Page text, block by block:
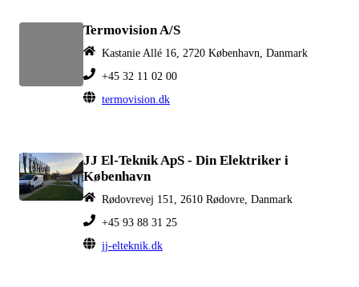
Termovision A/S
Kastanie Allé 16, 2720 København, Danmark
+45 32 11 02 00
termovision.dk
JJ El-Teknik ApS - Din Elektriker i
København
Rødovrevej 151, 2610 Rødovre, Danmark
+45 93 88 31 25
jj-elteknik.dk